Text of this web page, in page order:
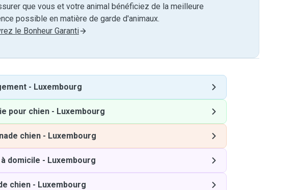
que vous et votre animal bénéficiez de la meilleure
possible en matière de garde d'animaux.
le Bonheur Garanti
- Luxembourg
pour chien - Luxembourg
chien - Luxembourg
domicile - Luxembourg
chien - Luxembourg